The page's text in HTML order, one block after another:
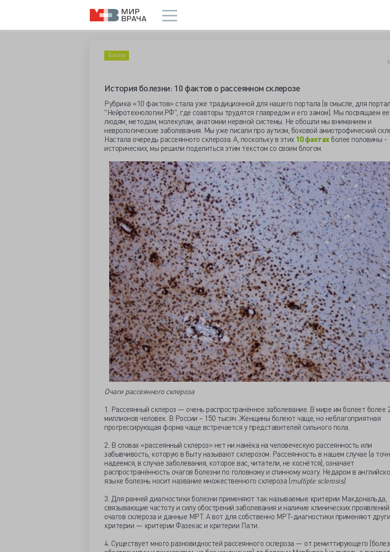
Блоги
История болезни: 10 фактов о рассеянном склерозе
Рубрика «10 фактов» стала уже традиционной для нашего портала (в смысле, для
"Нейротехнологии.РФ", где соавторы трудятся главредом и его замом). Мы посвящаем ее
людям, методам, молекулам, анатомии нервной системы. Не обошли мы вниманием и
неврологические заболевания. Мы уже писали про аутизм, боковой амиотрофический
Настала очередь рассеянного склероза. А, поскольку в этих 10 фактахболее половины -
исторических, мы решили поделиться этим текстом со своим блогом.
Очаги рассеянного склероза
1. Рассеянный склероз — очень распространённое заболевание. В мире им болеет более
миллионов человек. В России – 150 тысяч. Женщины болеют чаще, но неблагоприятная
прогрессирующая форма чаще встречается у представителей сильного пола.
2. В словах «рассеянный склероз» нет ни намёка на человеческую рассеянность или
забывчивость, которую в быту называют склерозом. Рассеянность в нашем случае (а
надеемся, в случае заболевания, которое вас, читатели, не коснётся), означает
распространённость очагов болезни по головному и спинному мозгу. Недаром в
языке болезнь носит название множественного склероза (multiple sclerosis).
3. Для ранней диагностики болезни применяют так называемые критерии Макдональда,
связывающие частоту и силу обострений заболевания и наличие клинических проявлений
очагов склероза и данные МРТ. А вот для собственно МРТ-диагностики применяют
критерии — критерии Фазекас и критерии Пати.
4. Существует много разновидностей рассеянного склероза — от ремиттирующего